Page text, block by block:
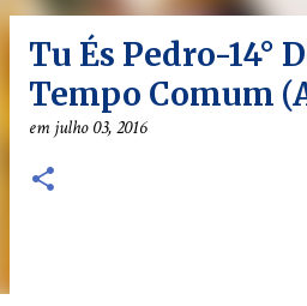
Tu És Pedro-14°
Tempo Comum
emjulho 03, 2016